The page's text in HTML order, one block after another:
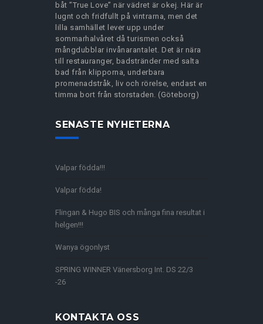
båt ”True Love” när vädret är okej. Här är
lugnt och fridfullt på vintrarna, men det
lilla samhället lever upp under
sommarhalvåret då turismen också
mångdubblar invånarantalet. Det är nära
till restauranger, badstränder med salta
bad från klipporna, underbara
promenadstråk, liv och rörelse, endast en
timma bort från storstaden. (Göteborg)
SENASTE NYHETERNA
Valpar födda!!!
Valpar födda!
Flingan & Hugo BIS och många fina resultat i
helgen!!!
Wanya ögonlyst
SPRING WINNER Vänersborg Int. DS 22/3
-26
KONTAKTA OSS